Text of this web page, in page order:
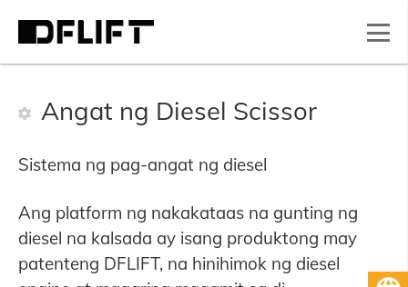
Angat ng Diesel Scissor
Sistema ng pag-angat ng diesel
Ang platform ng nakakataas na gunting ng
diesel na kalsada ay isang produktong may
patenteng DFLIFT, na hinihimok ng diesel